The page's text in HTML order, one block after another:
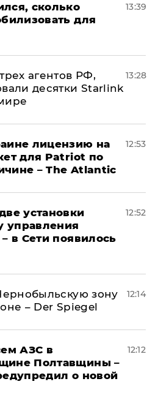
сколько
для
13:39
агентов РФ,
десятки Starlink
13:28
лицензию на
для Patriot по
– The Atlantic
12:53
установки
управления
в Сети появилось
12:52
зону
– Der Spiegel
12:14
АЗС в
Полтавщины –
о новой
12:12